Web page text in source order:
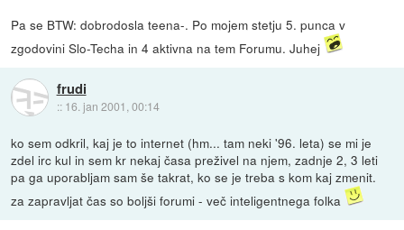
Pa se BTW: dobrodosla teena-. Po mojem stetju 5. punca v
zgodovini Slo-Techa in 4 aktivna na tem Forumu. Juhej
frudi
:: 16. jan 2001, 00:14
ko sem odkril, kaj je to internet (hm... tam neki '96. leta) se mi je
zdel irc kul in sem kr nekaj časa preživel na njem, zadnje 2, 3 leti
pa ga uporabljam sam še takrat, ko se je treba s kom kaj zmenit.
za zapravljat čas so boljši forumi - več inteligentnega folka